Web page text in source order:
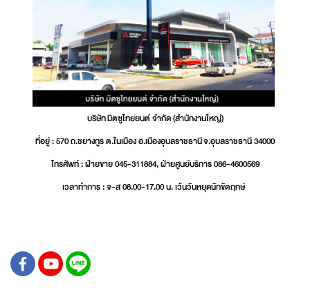
บริษัท มิตซูไทยยนต์ จำกัด (สำนักงานใหญ่)
ที่อยู่ : 570 ถ.ชยางกูร ต.ในเมือง อ.เมืองอุบลราชธานี จ.อุบลราชธานี 34000
โทรศัพท์ : ฝ่ายขาย 045-311884, ฝ่ายศูนย์บริการ 086-4600569
เวลาทำการ : จ-ส 08.00-17.00 น. เว้นวันหยุดนักขัตฤกษ์